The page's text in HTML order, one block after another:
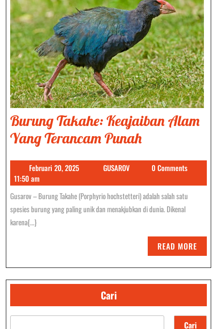
Burung Takahe: Keajaiban Alam
Yang Terancam PunahBurung
Keajaiban
Alam
Yang
Punah
Februari 20, 2025Februari
2025
GUSAROVGUSAROV0 Comments
11:50 am
Gusarov – Burung Takahe (Porphyrio hochstetteri) adalah salah satu
spesies burung yang paling unik dan menakjubkan di dunia. Dikenal
karena{...}
READ MORE
MORE
Cari
Cari